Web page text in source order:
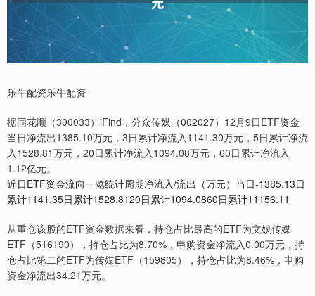
乐牛配资乐牛配资
据同花顺（300033）iFind，分众传媒（002027）12月9日ETF资金
当日净流出1385.10万元，3日累计净流入1141.30万元，5日累计净流
入1528.81万元，20日累计净流入1094.08万元，60日累计净流入
1.12亿元。
近日ETF资金流向一览统计周期净流入/流出（万元）当日-1385.13日
累计1141.35日累计1528.8120日累计1094.0860日累计11156.11
从重仓该股的ETF资金数据来看，持仓占比最高的ETF为文娱传媒
ETF（516190），持仓占比为8.70%，申购资金净流入0.00万元，持
仓占比第二的ETF为传媒ETF（159805），持仓占比为8.46%，申购
资金净流出34.21万元。